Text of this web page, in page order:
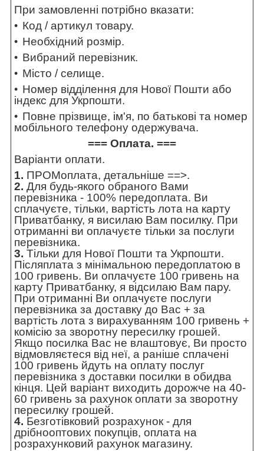
При замовленні потрібно вказати:
Код / артикул товару.
Необхідний розмір.
Вибраний перевізник.
Місто / селище.
Номер відділення для Нової Пошти або
індекс для Укрпошти.
Повне прізвище, ім'я, по батькові та номер
мобільного телефону одержувача.
=== Оплата. ===
Варіанти оплати.
1. ПРОМоплата, детальніше ==>.
2. Для будь-якого обраного Вами
перевізника - 100% передоплата. Ви
сплачуєте, тільки, вартість лота на карту
Приватбанку, я висилаю Вам посилку. При
отриманні ви оплачуєте тільки за послуги
перевізника.
3. Тільки для Нової Пошти та Укрпошти.
Післяплата з мінімальною передоплатою в
100 гривень. Ви оплачуєте 100 гривень на
карту Приватбанку, я відсилаю Вам пару.
При отриманні Ви оплачуєте послуги
перевізника за доставку до Вас + за
вартість лота з вирахуванням 100 гривень +
комісію за зворотну пересилку грошей.
Якщо посилка Вас не влаштовує, Ви просто
відмовляєтеся від неї, а раніше сплачені
100 гривень йдуть на оплату послуг
перевізника з доставки посилки в обидва
кінця. Цей варіант виходить дорожче на 40-
60 гривень за рахунок оплати за зворотну
пересилку грошей.
4. Безготівковий розрахунок - для
дрібнооптових покупців, оплата на
розрахунковий рахунок магазину.